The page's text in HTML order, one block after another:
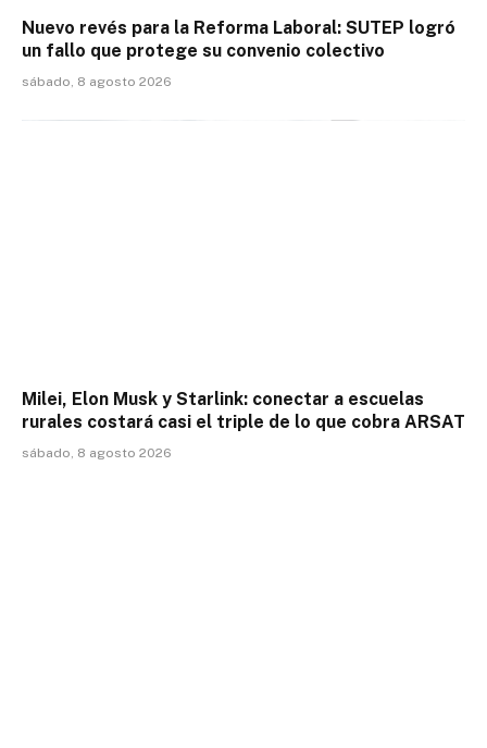
Nuevo revés para la Reforma Laboral: SUTEP logró
un fallo que protege su convenio colectivo
sábado, 8 agosto 2026
Milei, Elon Musk y Starlink: conectar a escuelas
rurales costará casi el triple de lo que cobra ARSAT
sábado, 8 agosto 2026